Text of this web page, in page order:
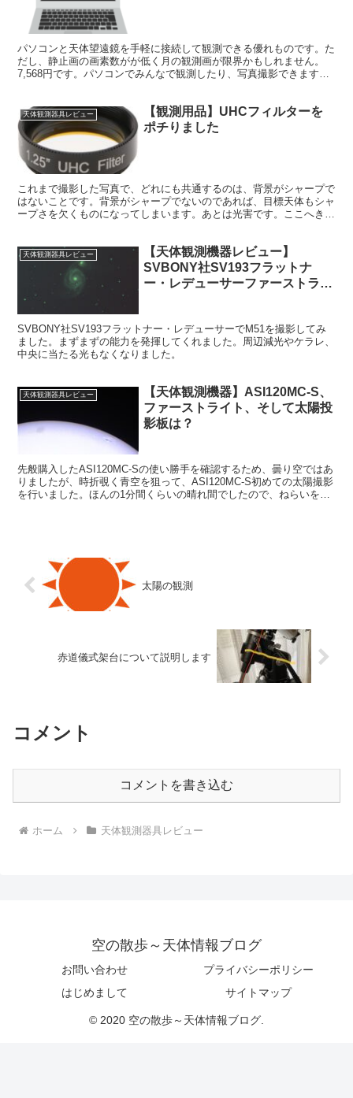
パソコンと天体望遠鏡を手軽に接続して観測できる優れものです。た
だし、静止画の画素数がが低く月の観測画が限界かもしれません。
7,568円です。パソコンでみんなで観測したり、写真撮影できます。
天体観測器具レビュー
【観測用品】UHCフィルターを
ポチりました
これまで撮影した写真で、どれにも共通するのは、背景がシャープで
はないことです。背景がシャープでないのであれば、目標天体もシャ
ープさを欠くものになってしまいます。あとは光害です。ここへき
天体観測器具レビュー
【天体観測機器レビュー】
SVBONY社SV193フラットナ
ー・レデューサーファーストライ
SVBONY社SV193フラットナー・レデューサーでM51を撮影してみ
ました。まずまずの能力を発揮してくれました。周辺減光やケラレ、
中央に当たる光もなくなりました。
天体観測器具レビュー
【天体観測機器】ASI120MC-S、
ファーストライト、そして太陽投
影板は？
先般購入したASI120MC-Sの使い勝手を確認するため、曇り空ではあ
りましたが、時折覗く青空を狙って、ASI120MC-S初めての太陽撮影
を行いました。ほんの1分間くらいの晴れ間でしたので、ねらいをつ
太陽の観測
赤道儀式架台について説明します
コメント
コメントを書き込む
ホーム 天体観測器具レビュー
空の散歩～天体情報ブログ
お問い合わせ
プライバシーポリシー
はじめまして
サイトマップ
© 2020 空の散歩～天体情報ブログ.